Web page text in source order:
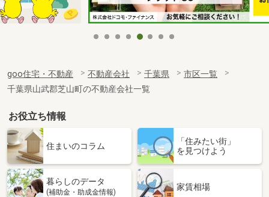
goo住宅・不動産 不動産会社 千葉県
市区一覧
千葉県山武郡芝山町の不動産会社一覧
お役立ち情報
住まいのコラム
「住みたい街」
を見つけよう
暮らしのデータ
(補助金・助成金情報)
家賃相場